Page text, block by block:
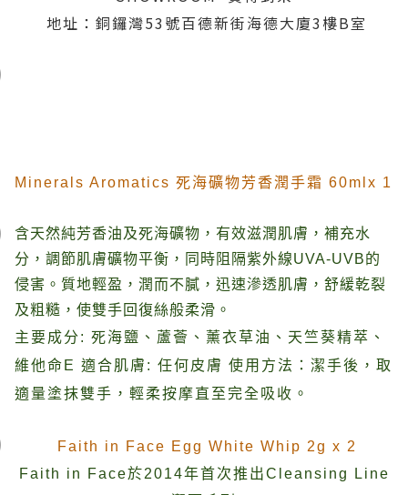
地址：銅鑼灣53號百德新街海德大廈3樓B室
Minerals Aromatics 死海礦物芳香潤手霜 60mlx 1
含天然純芳香油及死海礦物，有效滋潤肌膚，補充水
分，調節肌膚礦物平衡，同時阻隔紫外線UVA-UVB的
侵害。質地輕盈，潤而不膩，迅速滲透肌膚，舒緩乾裂
及粗糙，使雙手回復絲般柔滑。
主要成分: 死海鹽、蘆薈、薰衣草油、天竺葵精萃、
維他命E 適合肌膚: 任何皮膚 使用方法：潔手後，取
適量塗抹雙手，輕柔按摩直至完全吸收。
Faith in Face Egg White Whip 2g x 2
Faith in Face於2014年首次推出Cleansing Line